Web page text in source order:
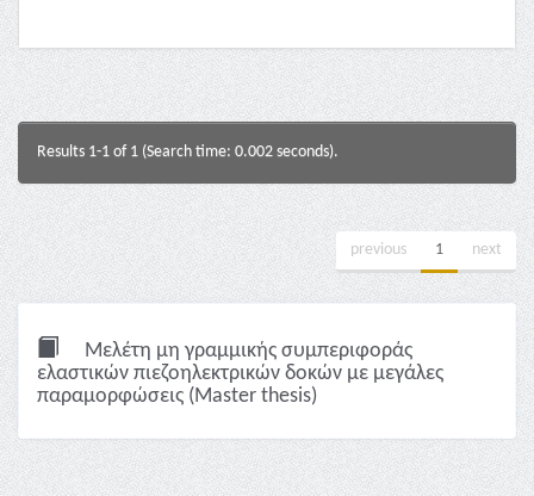
Results 1-1 of 1 (Search time: 0.002 seconds).
previous 1 next
Μελέτη μη γραμμικής συμπεριφοράς
ελαστικών πιεζοηλεκτρικών δοκών με μεγάλες
παραμορφώσεις (Master thesis)